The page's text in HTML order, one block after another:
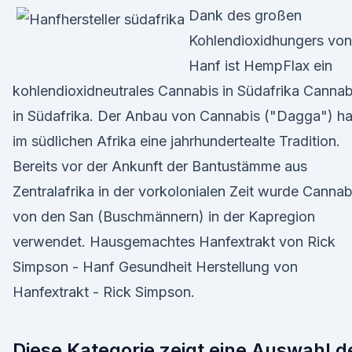
Dank des großen
Kohlendioxidhungers von
Hanf ist HempFlax ein
kohlendioxidneutrales Cannabis in Südafrika
in Südafrika. Der Anbau von Cannabis ("Dagga")
im südlichen Afrika eine jahrhundertealte Tradition.
Bereits vor der Ankunft der Bantustämme aus
Zentralafrika in der vorkolonialen Zeit wurde
von den San (Buschmännern) in der Kapregion
verwendet. Hausgemachtes Hanfextrakt von Rick
Simpson - Hanf Gesundheit Herstellung von
Hanfextrakt - Rick Simpson.